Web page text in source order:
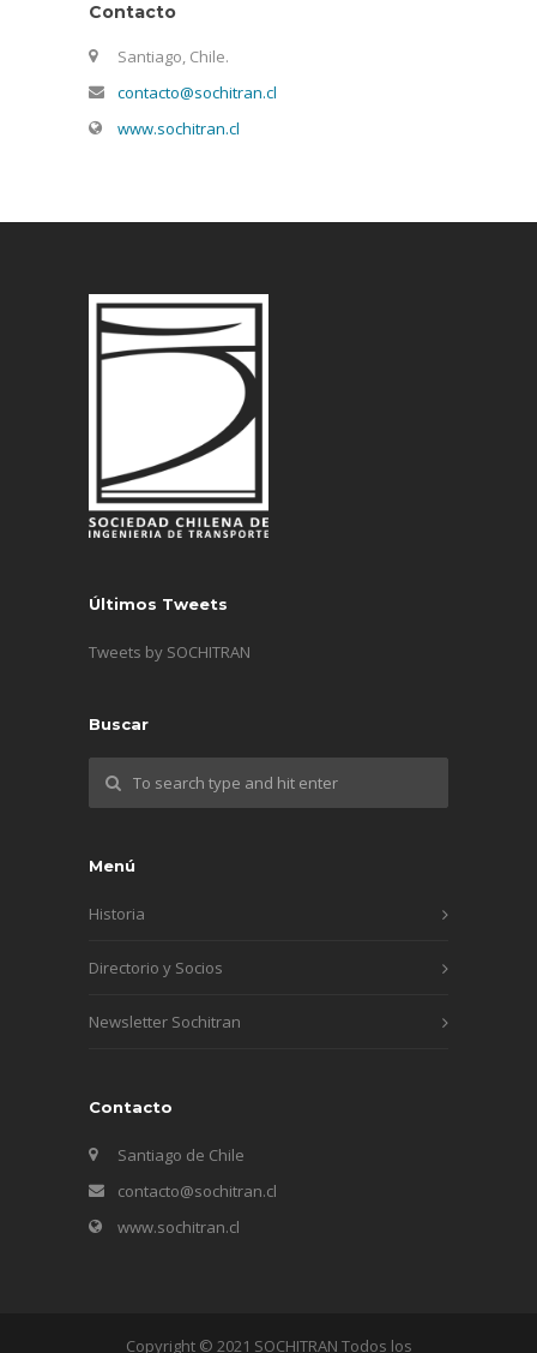
Contacto
Santiago, Chile.
contacto@sochitran.cl
www.sochitran.cl
Últimos Tweets
Tweets by SOCHITRAN
Buscar
Menú
Historia
Directorio y Socios
Newsletter Sochitran
Contacto
Santiago de Chile
contacto@sochitran.cl
www.sochitran.cl
Copyright © 2021 SOCHITRAN Todos los